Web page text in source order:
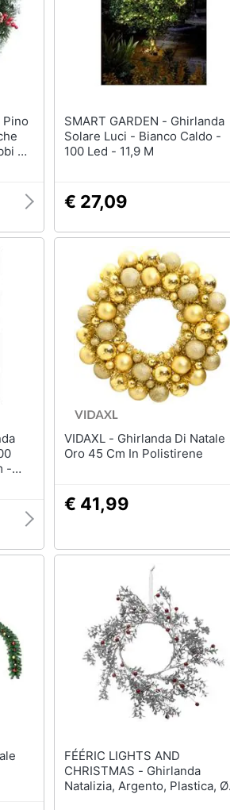
Regali di natale per teenager
Regali di Natale per arredare
Regali festa della mamma
Per le mamme amanti della
Per le mamme amanti della
beauty routine
Per le mamme sportive
Per le mamme appassionate
Vedi tutti
Di
SMART GARDEN - Ghirlanda
Solare Luci - Bianco Caldo -
100 Led - 11,9 M
€ 27,09
-
VIDAXL - Ghirlanda Di Natale
Oro 45 Cm In Polistirene
€ 41,99
FÉÉRIC LIGHTS AND
CHRISTMAS - Ghirlanda
Natalizia, Argento, Plastica, Ø